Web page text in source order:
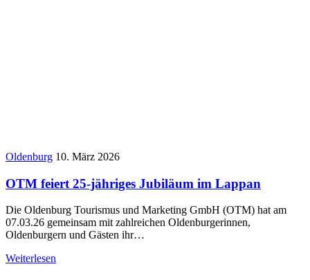
Oldenburg 10. März 2026
OTM feiert 25-jähriges Jubiläum im Lappan
Die Oldenburg Tourismus und Marketing GmbH (OTM) hat am
07.03.26 gemeinsam mit zahlreichen Oldenburgerinnen,
Oldenburgern und Gästen ihr…
Weiterlesen